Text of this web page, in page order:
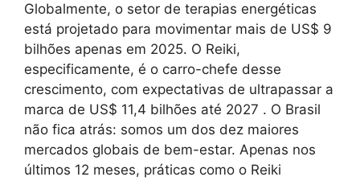
Globalmente, o setor de terapias energéticas
está projetado para movimentar mais de US$ 9
bilhões apenas em 2025. O Reiki,
especificamente, é o carro-chefe desse
crescimento, com expectativas de ultrapassar a
marca de US$ 11,4 bilhões até 2027 . O Brasil
não fica atrás: somos um dos dez maiores
mercados globais de bem-estar. Apenas nos
últimos 12 meses, práticas como o Reiki